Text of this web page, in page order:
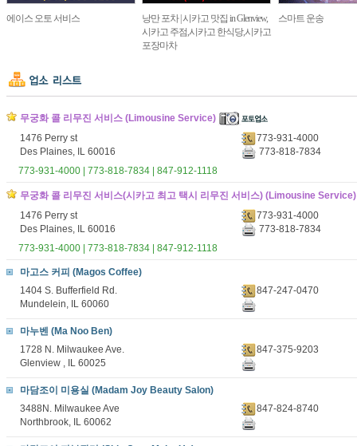
에이스 오토 서비스
낭만 포차 | 시카고 맛집 in Glenview,
시카고 주점,시카고 한식당,시카고
포장마차
스마트 운송
무궁화 콜 리무진 서비스 (Limousine Service)
1476 Perry st
Des Plaines, IL 60016
773-931-4000
773-818-7834
773-931-4000 | 773-818-7834 | 847-912-1118
무궁화 콜 리무진 서비스(시카고 최고 택시 리무진 서비스) (Limousine Service)
1476 Perry st
Des Plaines, IL 60016
773-931-4000
773-818-7834
773-931-4000 | 773-818-7834 | 847-912-1118
마고스 커피 (Magos Coffee)
1404 S. Bufferfield Rd.
Mundelein, IL 60060
847-247-0470
마누벤 (Ma Noo Ben)
1728 N. Milwaukee Ave.
Glenview , IL 60025
847-375-9203
마담조이 미용실 (Madam Joy Beauty Salon)
3488N. Milwaukee Ave
Northbrook, IL 60062
847-824-8740